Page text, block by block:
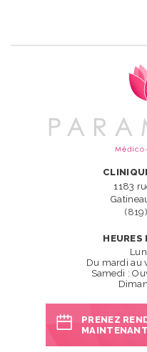
1183
HEURES
Du mardi au
Samedi :
PRENEZ
MAINTENANT